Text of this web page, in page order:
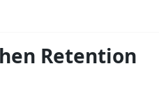
Retention